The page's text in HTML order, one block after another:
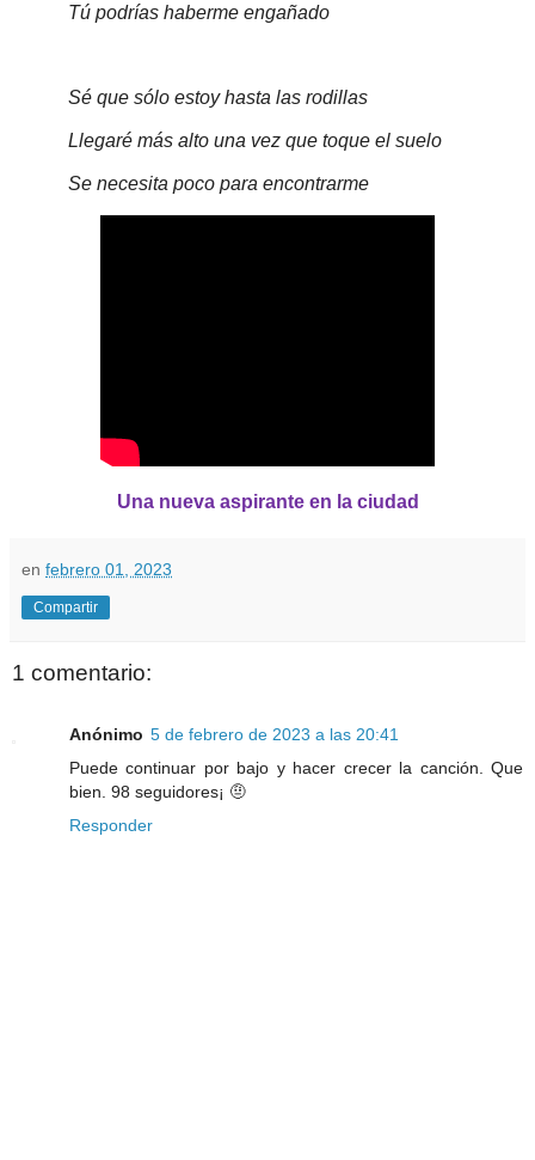
Tú podrías haberme engañado
Sé que sólo estoy hasta las rodillas
Llegaré más alto una vez que toque el suelo
Se necesita poco para encontrarme
Una nueva aspirante en la ciudad
en febrero 01, 2023
Compartir
1 comentario:
Anónimo 5 de febrero de 2023 a las 20:41
Puede continuar por bajo y hacer crecer la canción. Que
bien. 98 seguidores¡ 🤨
Responder